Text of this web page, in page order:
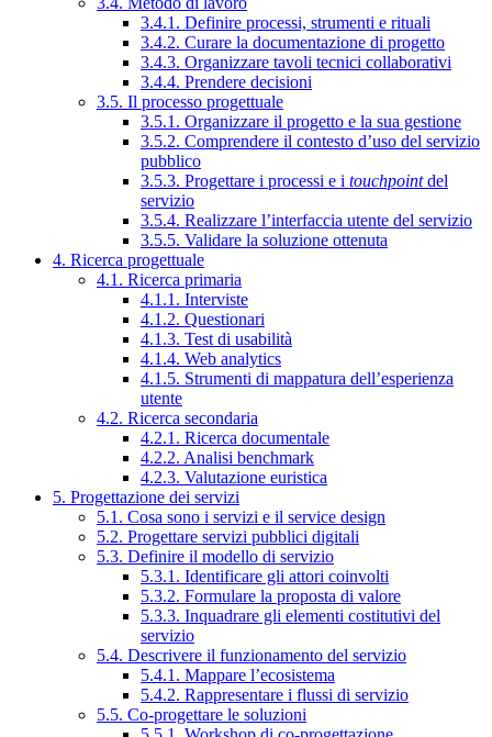
3.4.1. Definire processi, strumenti e rituali
3.4.2. Curare la documentazione di progetto
3.4.3. Organizzare tavoli tecnici collaborativi
3.4.4. Prendere decisioni
3.5. Il processo progettuale
3.5.1. Organizzare il progetto e la sua gestione
3.5.2. Comprendere il contesto d’uso del servizio
pubblico
3.5.3. Progettare i processi e i touchpointdel
servizio
3.5.4. Realizzare l’interfaccia utente del servizio
3.5.5. Validare la soluzione ottenuta
4. Ricerca progettuale
4.1. Ricerca primaria
4.1.1. Interviste
4.1.2. Questionari
4.1.3. Test di usabilità
4.1.4. Web analytics
4.1.5. Strumenti di mappatura dell’esperienza
utente
4.2. Ricerca secondaria
4.2.1. Ricerca documentale
4.2.2. Analisi benchmark
4.2.3. Valutazione euristica
5. Progettazione dei servizi
5.1. Cosa sono i servizi e il service design
5.2. Progettare servizi pubblici digitali
5.3. Definire il modello di servizio
5.3.1. Identificare gli attori coinvolti
5.3.2. Formulare la proposta di valore
5.3.3. Inquadrare gli elementi costitutivi del
servizio
5.4. Descrivere il funzionamento del servizio
5.4.1. Mappare l’ecosistema
5.4.2. Rappresentare i flussi di servizio
5.5. Co-progettare le soluzioni